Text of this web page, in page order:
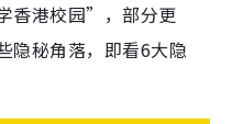
香港校园”，部分更
隐秘角落，即看6大隐